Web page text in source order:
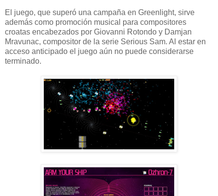
El juego, que superó una campaña en Greenlight, sirve
además como promoción musical para compositores
croatas encabezados por Giovanni Rotondo y Damjan
Mravunac, compositor de la serie Serious Sam. Al estar en
acceso anticipado el juego aún no puede considerarse
terminado.